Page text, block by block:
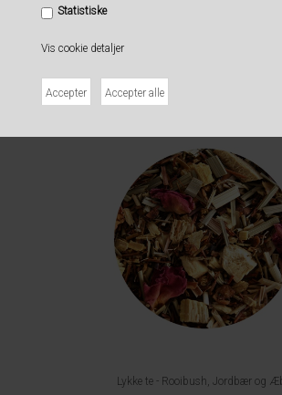
Statistiske
Vis cookie detaljer
Lykke te - Rooibush, Jordbær og